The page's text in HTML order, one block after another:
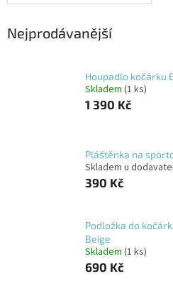
Nejprodávanější
Houpadlo kočárku
Skladem (1 ks)
1 390 Kč
Pláštěnka na
Skladem u
390 Kč
Podložka do
Beige
Skladem (1 ks)
690 Kč